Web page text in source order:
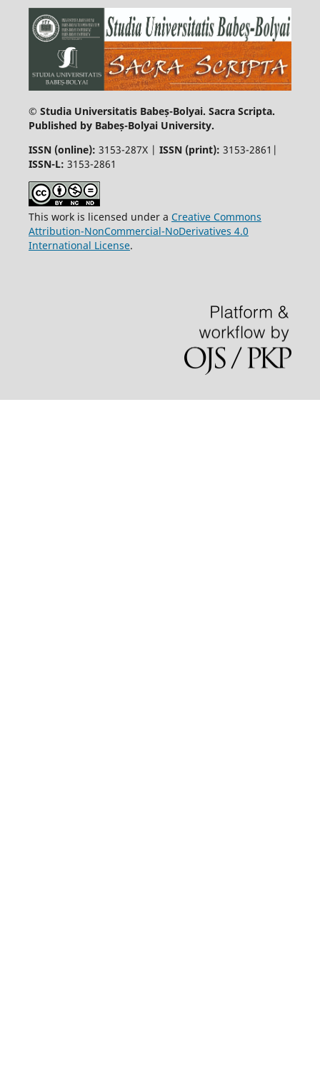
© Studia Universitatis Babeș-Bolyai. Sacra Scripta.
Published by Babeș-Bolyai University.
ISSN (online): 3153-287X | ISSN (print): 3153-2861|
ISSN-L: 3153-2861
This work is licensed under a Creative Commons
Attribution-NonCommercial-NoDerivatives 4.0
International License.